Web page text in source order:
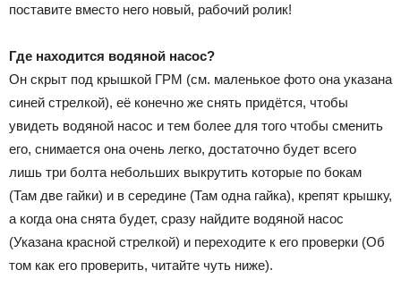
поставите вместо него новый, рабочий ролик!
Где находится водяной насос?
Он скрыт под крышкой ГРМ (см. маленькое фото она указана
синей стрелкой), её конечно же снять придётся, чтобы
увидеть водяной насос и тем более для того чтобы сменить
его, снимается она очень легко, достаточно будет всего
лишь три болта небольших выкрутить которые по бокам
(Там две гайки) и в середине (Там одна гайка), крепят крышку,
а когда она снята будет, сразу найдите водяной насос
(Указана красной стрелкой) и переходите к его проверки (Об
том как его проверить, читайте чуть ниже).